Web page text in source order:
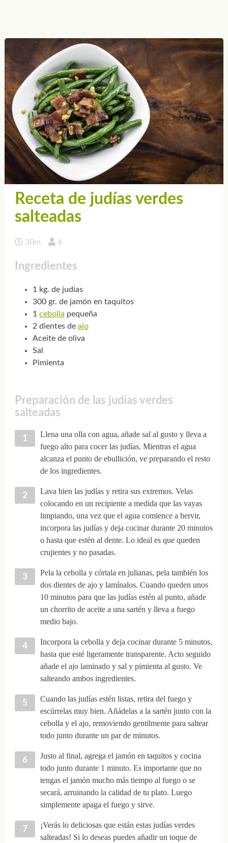
Receta de judías verdes
salteadas
30m 4
Ingredientes
1 kg. de judías
300 gr. de jamón en taquitos
1 cebolla pequeña
2 dientes de ajo
Aceite de oliva
Sal
Pimienta
Preparación de las judías verdes
salteadas
Llena una olla con agua, añade sal al gusto y lleva a
fuego alto para cocer las judías. Mientras el agua
alcanza el punto de ebullición, ve preparando el resto
de los ingredientes.
Lava bien las judías y retira sus extremos. Velas
colocando en un recipiente a medida que las vayas
limpiando, una vez que el agua comience a hervir,
incorpora las judías y deja cocinar durante 20 minutos
o hasta que estén al dente. Lo ideal es que queden
crujientes y no pasadas.
Pela la cebolla y córtala en julianas, pela también los
dos dientes de ajo y lamínalos. Cuando queden unos
10 minutos para que las judías estén al punto, añade
un chorrito de aceite a una sartén y lleva a fuego
medio bajo.
Incorpora la cebolla y deja cocinar durante 5 minutos,
hasta que esté ligeramente transparente. Acto seguido
añade el ajo laminado y sal y pimienta al gusto. Ve
salteando ambos ingredientes.
Cuando las judías estén listas, retira del fuego y
escúrrelas muy bien. Añádelas a la sartén junto con la
cebolla y el ajo, removiendo gentilmente para saltear
todo junto durante un par de minutos.
Justo al final, agrega el jamón en taquitos y cocina
todo junto durante 1 minuto. Es importante que no
tengas el jamón mucho más tiempo al fuego o se
secará, arruinando la calidad de tu plato. Luego
simplemente apaga el fuego y sirve.
¡Verás lo deliciosas que están estas judías verdes
salteadas! Si lo deseas puedes añadir un toque de